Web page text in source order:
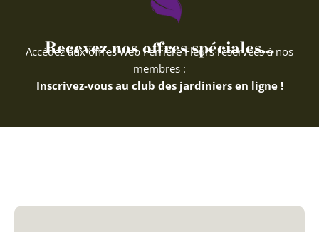
Recevez nos offres spéciales...
Accédez aux offres web Ferriere Fleurs réservées à nos
membres :
Inscrivez-vous au club des jardiniers en ligne !